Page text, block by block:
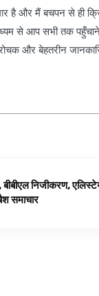
है और मैं बचपन से ही
से आप सभी तक
और बेहतरीन
निजीकरण,
समाचार